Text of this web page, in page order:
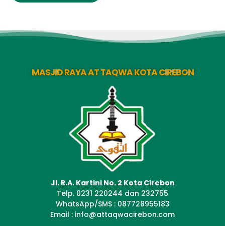
MASJID RAYA AT TAQWA KOTA CIREBON
Jl. R.A. Kartini No. 2 Kota Cirebon
Telp. 0231 220244 dan 232755
WhatsApp/SMS : 087728955183
Email : info@attaqwacirebon.com